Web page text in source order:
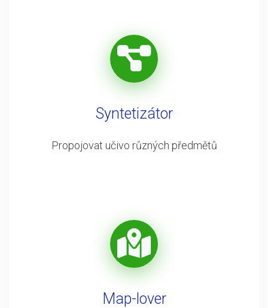
Syntetizátor
Propojovat učivo různých předmětů
Map-lover